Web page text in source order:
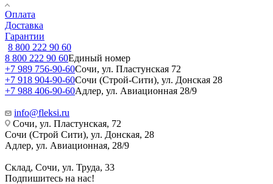
Оплата
Доставка
Гарантии
8 800 222 90 60
8 800 222 90 60Единый номер
+7 989 756-90-60Сочи, ул. Пластунская 72
+7 918 904-90-60Сочи (Строй-Сити), ул. Донская 28
+7 988 406-90-60Адлер, ул. Авиационная 28/9
info@fleksi.ru
Сочи, ул. Пластунская, 72
Сочи (Строй Сити), ул. Донская, 28
Адлер, ул. Авиационная, 28/9
Склад, Сочи, ул. Труда, 33
Подпишитесь на нас!